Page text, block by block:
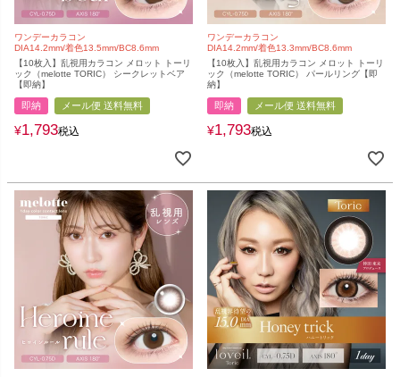
ワンデーカラコン
DIA14.2mm/着色13.5mm/BC8.6mm
【10枚入】乱視用カラコン メロット トーリ
ック（melotte TORIC） シークレットベア
【即納】
即納 メール便 送料無料
¥1,793税込
ワンデーカラコン
DIA14.2mm/着色13.3mm/BC8.6mm
【10枚入】乱視用カラコン メロット トーリ
ック（melotte TORIC） パールリング【即
納】
即納 メール便 送料無料
¥1,793税込